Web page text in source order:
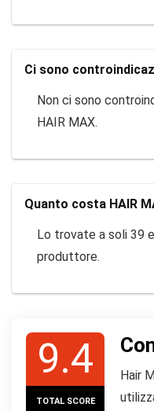
Ci sono
Non ci sono
HAIR MAX.
Quanto costa HAIR
Lo trovate a soli 39
produttore.
9.4
TOTAL SCORE
Hair